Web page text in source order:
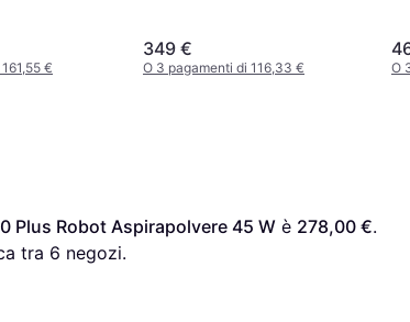
€
349 €
O 3 pagamenti di 116,33 € O
Plus Robot Aspirapolvere 45 W è 278,00 €.
tra 6 negozi.